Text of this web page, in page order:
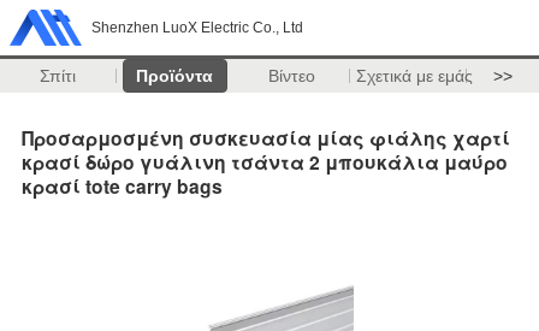
Shenzhen LuoX Electric Co., Ltd
Σπίτι Προϊόντα Βίντεο Σχετικά με εμάς >>
Προσαρμοσμένη συσκευασία μίας φιάλης χαρτί
κρασί δώρο γυάλινη τσάντα 2 μπουκάλια μαύρο
κρασί tote carry bags